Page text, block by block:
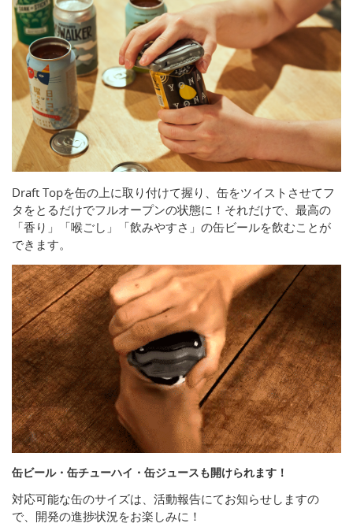
Draft Topを缶の上に取り付けて握り、缶をツイストさせてフ
タをとるだけでフルオープンの状態に！それだけで、最高の
「香り」「喉ごし」「飲みやすさ」の缶ビールを飲むことが
できます。
缶ビール・缶チューハイ・缶ジュースも開けられます！
対応可能な缶のサイズは、活動報告にてお知らせしますの
で、開発の進捗状況をお楽しみに！